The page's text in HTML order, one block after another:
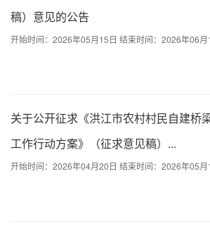
稿）意见的公告
开始时间：2026年05月15日 结束时间：2026年06月
关于公开征求《洪江市农村村民自建桥
工作行动方案》（征求意见稿）...
开始时间：2026年04月20日 结束时间：2026年05月